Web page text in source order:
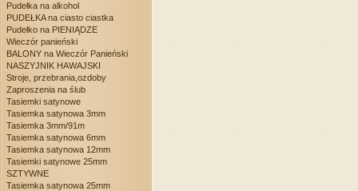
Pudełka na alkohol
PUDEŁKA na ciasto ciastka
Pudełko na PIENIĄDZE
Wieczór panieński
BALONY na Wieczór Panieński
NASZYJNIK HAWAJSKI
Stroje, przebrania,ozdoby
Zaproszenia na ślub
Tasiemki satynowe
Tasiemka satynowa 3mm
Tasiemka 3mm/91m
Tasiemka satynowa 6mm
Tasiemka satynowa 12mm
Tasiemki satynowe 25mm
SZTYWNE
Tasiemka satynowa 25mm